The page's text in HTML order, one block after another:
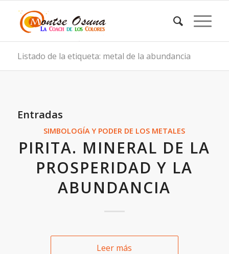
Listado de la etiqueta: metal de la abundancia
Entradas
SIMBOLOGÍA Y PODER DE LOS METALES
PIRITA. MINERAL DE LA
PROSPERIDAD Y LA
ABUNDANCIA
Leer más